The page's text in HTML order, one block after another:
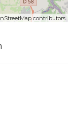
contributors